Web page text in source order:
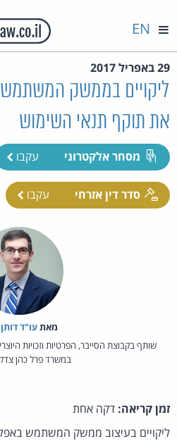
EN
29 באפריל 2017
ליקויים בממשק
את תוקף תנאי השימוש
מסחר אלקטרוני עקבו
סדר דין אזרחי עקבו
מאת‏עו"ד
שותף בקבוצת הסייבר, הפרטיות וזכויות
במשרד פרל כהן
זמן קריאה: דקה אחת
ליקויים בעיצוב ממשק המשתמש